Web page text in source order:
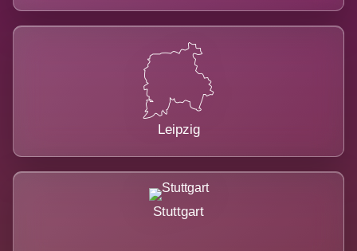
Leipzig
Stuttgart